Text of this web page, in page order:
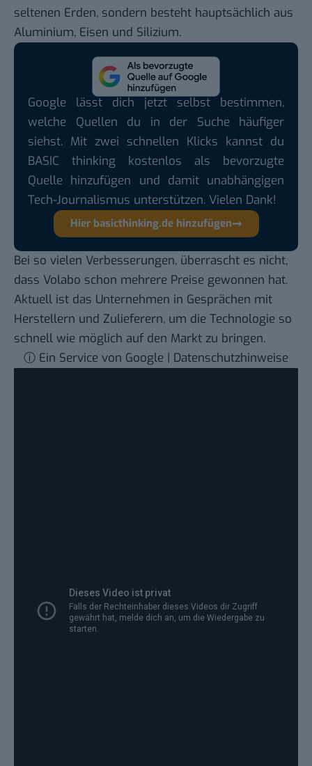
seltenen Erden, sondern besteht hauptsächlich aus
Aluminium, Eisen und Silizium.
Google lässt dich jetzt selbst bestimmen,
welche Quellen du in der Suche häufiger
siehst. Mit zwei schnellen Klicks kannst du
BASIC thinking kostenlos als bevorzugte
Quelle hinzufügen und damit unabhängigen
Tech-Journalismus unterstützen. Vielen Dank!
Hier basicthinking.de hinzufügen
Bei so vielen Verbesserungen, überrascht es nicht,
dass Volabo schon mehrere Preise gewonnen hat.
Aktuell ist das Unternehmen in Gesprächen mit
Herstellern und Zulieferern, um die Technologie so
schnell wie möglich auf den Markt zu bringen.
ⓘ Ein Service von Google | Datenschutzhinweise